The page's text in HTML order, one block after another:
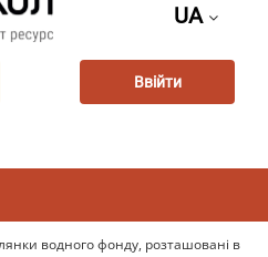
UA
Ввійти
водного фонду, розташовані в